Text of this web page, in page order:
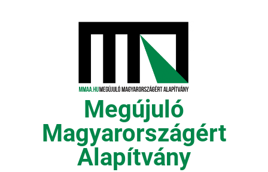
Megújuló
Magyarországért
Alapítvány